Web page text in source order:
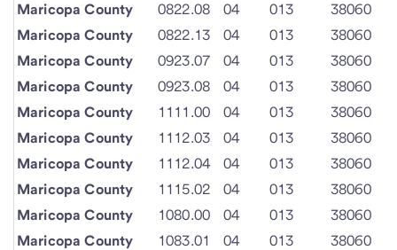
Maricopa County
0822.08 04 013
38060
Maricopa County
0822.13 04 013
38060
Maricopa County
0923.07 04 013
38060
Maricopa County
0923.08 04 013
38060
Maricopa County
1111.00 04 013
38060
Maricopa County
1112.03 04 013
38060
Maricopa County
1112.04 04 013
38060
Maricopa County
1115.02 04 013
38060
Maricopa County
1080.00 04 013
38060
Maricopa County
1083.01 04 013
38060